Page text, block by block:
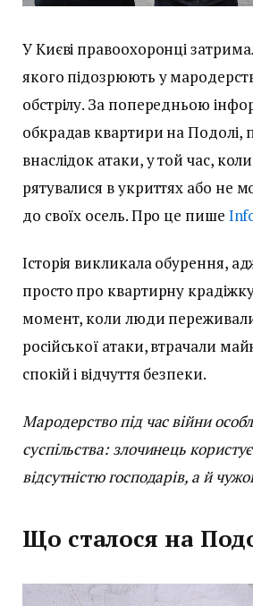
У Києві правоохоронці
якого підозрюють у
обстрілу. За попередньою
обкрадав квартири на Подолі,
внаслідок атаки, у той час,
рятувалися в укриттях або не
до своїх осель. Про це пише
Історія викликала обурення,
просто про квартирну
момент, коли люди
російської атаки, втрачали
спокій і відчуття безпеки.
Мародерство під час війни
суспільства: злочинець
відсутністю господарів, а й
Що сталося на